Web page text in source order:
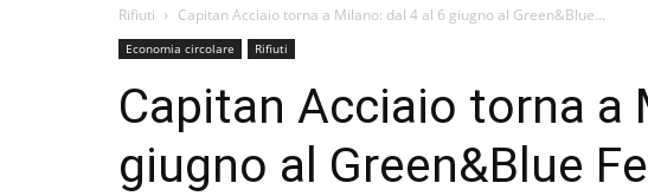
Rifiuti Capitan Acciaio torna a Milano: dal 4 al 6 giugno al Green&Blue...
Economia circolare Rifiuti
Capitan Acciaio torna a
giugno al Green&Blue